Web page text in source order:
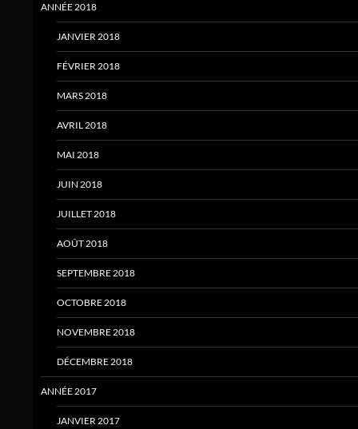
ANNÉE 2018
JANVIER 2018
FÉVRIER 2018
MARS 2018
AVRIL 2018
MAI 2018
JUIN 2018
JUILLET 2018
AOÛT 2018
SEPTEMBRE 2018
OCTOBRE 2018
NOVEMBRE 2018
DÉCEMBRE 2018
ANNÉE 2017
JANVIER 2017